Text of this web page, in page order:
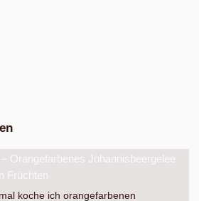
Orangefarbenes Johannisbeergelee
Früchten
koche ich orangefarbenen